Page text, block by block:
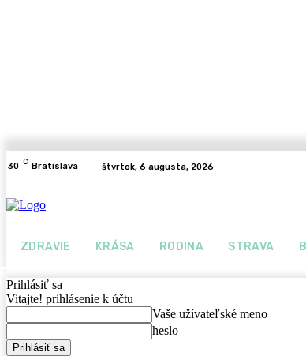
30 C Bratislava štvrtok, 6 augusta, 2026
ZDRAVIE KRÁSA RODINA STRAVA
Prihlásiť sa
Vitajte! prihlásenie k účtu
Vaše užívateľské meno
heslo